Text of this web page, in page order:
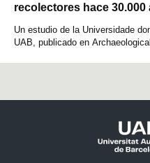
recolectores hace 30.000
Un estudio de la Universidade
UAB, publicado en Archaeological